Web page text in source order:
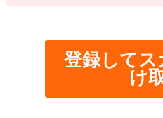
登録して
け